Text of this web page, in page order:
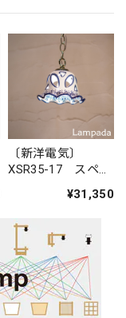
〔新洋電気〕
XSR35-17 スペイ
¥31,350